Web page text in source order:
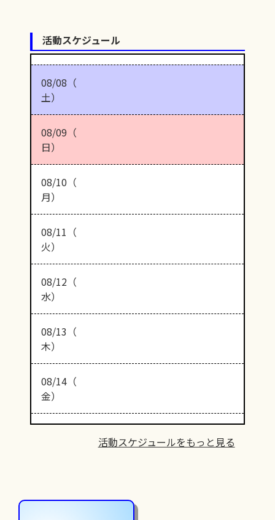
活動スケジュール
08/08（
土）
08/09（
日）
08/10（
月）
08/11（
火）
08/12（
水）
08/13（
木）
08/14（
金）
活動スケジュールをもっと見る